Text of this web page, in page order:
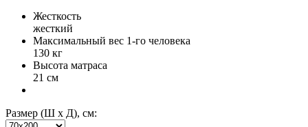
Жесткость
жесткий
Максимальный вес 1-го человека
130 кг
Высота матраса
21 см
Размер (Ш х Д), см: